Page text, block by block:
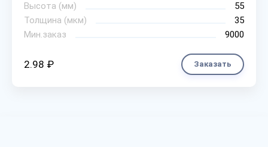
Высота (мм)
55
Толщина (мкм)
35
Мин.заказ
9000
2.98 ₽ Заказать